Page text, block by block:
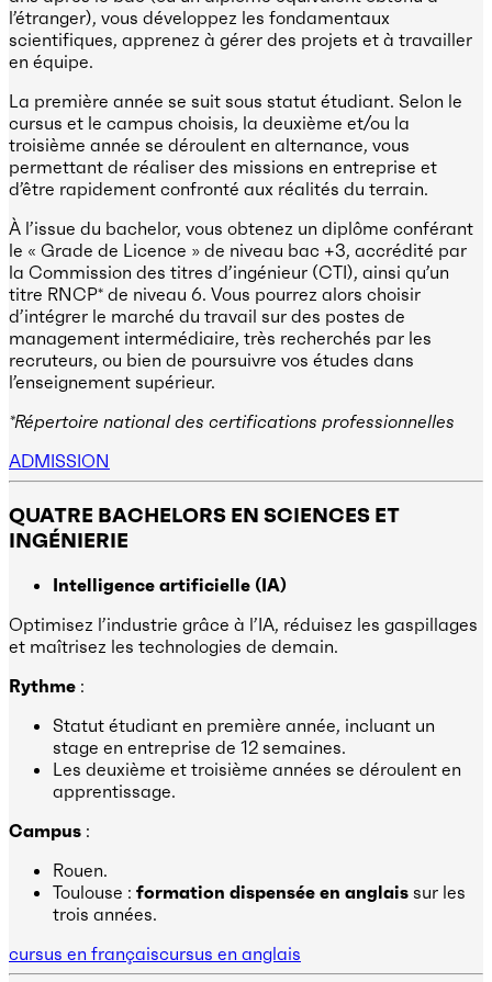
l’étranger), vous développez les fondamentaux
scientifiques, apprenez à gérer des projets et à travailler
en équipe.
La première année se suit sous statut étudiant. Selon le
cursus et le campus choisis, la deuxième et/ou la
troisième année se déroulent en alternance, vous
permettant de réaliser des missions en entreprise et
d’être rapidement confronté aux réalités du terrain.
À l’issue du bachelor, vous obtenez un diplôme conférant
le « Grade de Licence » de niveau bac +3, accrédité par
la Commission des titres d’ingénieur (CTI), ainsi qu’un
titre RNCP* de niveau 6. Vous pourrez alors choisir
d’intégrer le marché du travail sur des postes de
management intermédiaire, très recherchés par les
recruteurs, ou bien de poursuivre vos études dans
l’enseignement supérieur.
*Répertoire national des certifications professionnelles
ADMISSION
QUATRE BACHELORS EN SCIENCES ET
INGÉNIERIE
Intelligence artificielle (IA)
Optimisez l’industrie grâce à l’IA, réduisez les gaspillages
et maîtrisez les technologies de demain.
Rythme :
Statut étudiant en première année, incluant un
stage en entreprise de 12 semaines.
Les deuxième et troisième années se déroulent en
apprentissage.
Campus :
Rouen.
Toulouse : formation dispensée en anglais sur les
trois années.
cursus en françaiscursus en anglais